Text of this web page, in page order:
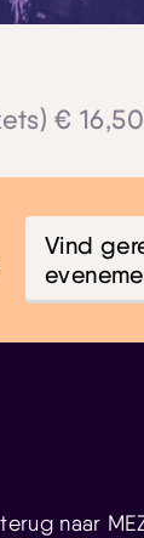
€ 16,50
Vind
naar